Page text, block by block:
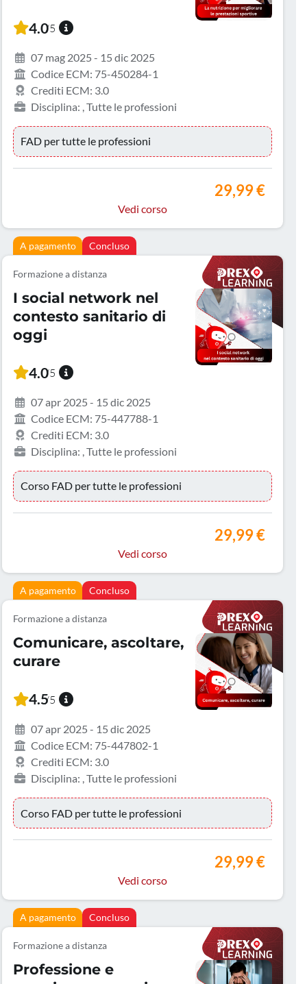
07 mag 2025 - 15 dic 2025
Codice ECM: 75-450284-1
Crediti ECM: 3.0
Disciplina: , Tutte le professioni
4.0/5
FAD per tutte le professioni
29,99 €
Vedi corso
A pagamento Concluso
Formazione a distanza
I social network nel
contesto sanitario di
oggi
07 apr 2025 - 15 dic 2025
Codice ECM: 75-447788-1
Crediti ECM: 3.0
Disciplina: , Tutte le professioni
4.0/5
Corso FAD per tutte le professioni
29,99 €
Vedi corso
A pagamento Concluso
Formazione a distanza
Comunicare, ascoltare,
curare
07 apr 2025 - 15 dic 2025
Codice ECM: 75-447802-1
Crediti ECM: 3.0
Disciplina: , Tutte le professioni
4.5/5
Corso FAD per tutte le professioni
29,99 €
Vedi corso
A pagamento Concluso
Formazione a distanza
Professione e